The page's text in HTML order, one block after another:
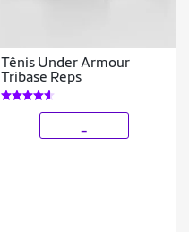
Tênis Under Armour
Tribase Reps